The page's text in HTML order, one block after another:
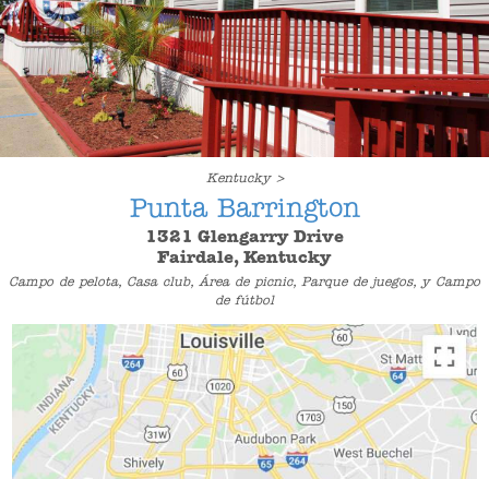
Kentucky >
Punta Barrington
1321 Glengarry Drive
Fairdale, Kentucky
Campo de pelota, Casa club, Área de picnic, Parque de juegos, y Campo
de fútbol